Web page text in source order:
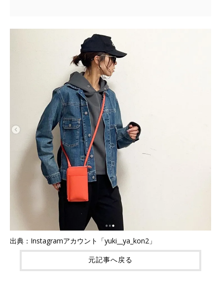
出典：Instagramアカウント「yuki__ya_kon2」
元記事へ戻る